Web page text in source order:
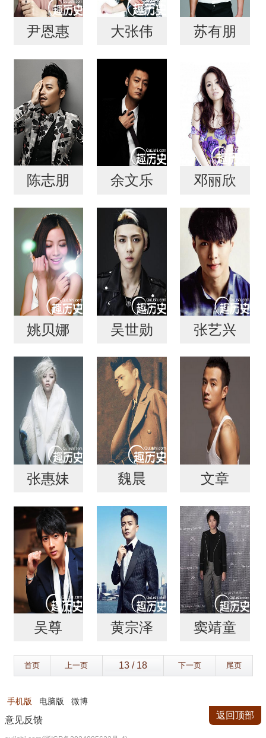
尹恩惠 大张伟 苏有朋
陈志朋 余文乐 邓丽欣
姚贝娜 吴世勋 张艺兴
张惠妹 魏晨 文章
吴尊 黄宗泽 窦靖童
首页 上一页 下一页 尾页
手机版 电脑版 微博
意见反馈 返回顶部